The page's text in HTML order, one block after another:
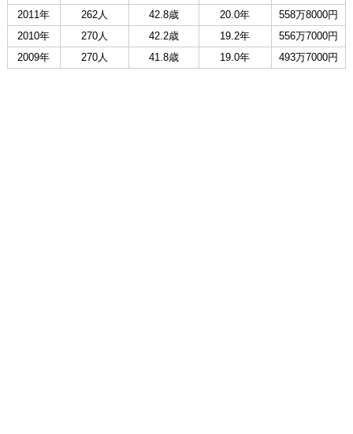
2011年
262人 42.8歳 20.0年
558万8000円
2010年
270人 42.2歳 19.2年
556万7000円
2009年
270人 41.8歳 19.0年 493万7000円